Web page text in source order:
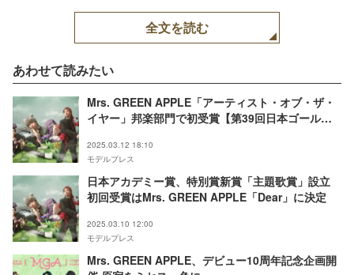
全文を読む
あわせて読みたい
Mrs. GREEN APPLE「アーティスト・オブ・ザ・
イヤー」邦楽部門で初受賞【第39回日本ゴールド
2025.03.12 18:10
モデルプレス
日本アカデミー賞、特別賞新賞「主題歌賞」設立
初回受賞はMrs. GREEN APPLE「Dear」に決定
2025.03.10 12:00
モデルプレス
Mrs. GREEN APPLE、デビュー10周年記念企画開